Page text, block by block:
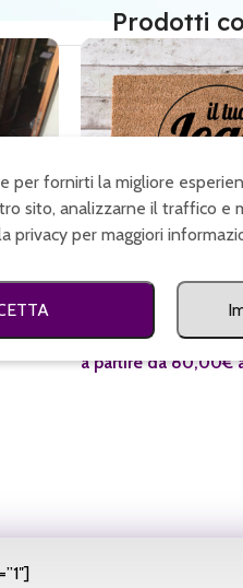
Prodotti
con
logo stampato
a partire da 80,00€
per fornirti la migliore
sito, analizzarne il traffico e
privacy per maggiori